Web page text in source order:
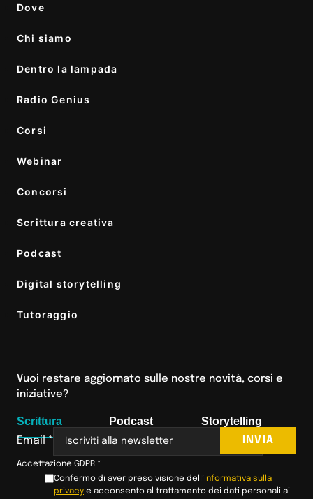
Dove
Chi siamo
Dentro la lampada
Radio Genius
Corsi
Webinar
Concorsi
Scrittura creativa
Podcast
Digital storytelling
Tutoraggio
Vuoi restare aggiornato sulle nostre novità, corsi e
iniziative?
Scrittura
Email*
Accettazione GDPR *
Confermo di aver preso visione dell’informativa sulla
privacy e acconsento al trattamento dei dati personali ai
INVIA
Podcast Storytelling